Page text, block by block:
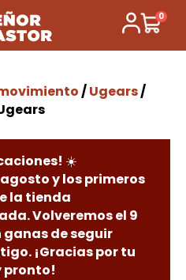
0
/Ugears/
☀️
y los primeros
la tienda
Volveremos el 9
ganas de seguir
¡Gracias por tu
pronto!